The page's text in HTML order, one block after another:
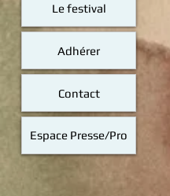
Le festival
Adhérer
Contact
Espace Presse/Pro